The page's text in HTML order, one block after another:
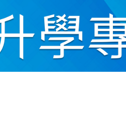
科技 影片